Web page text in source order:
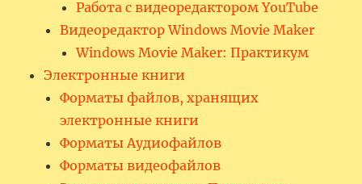
Работа с видеоредактором YouTube
Видеоредактор Windows Movie Maker
Windows Movie Maker: Практикум
Электронные книги
Форматы файлов, хранящих
электронные книги
Форматы Аудиофайлов
Форматы видеофайлов